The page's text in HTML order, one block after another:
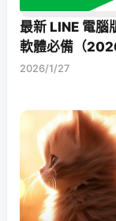
最新 LINE 電腦
軟體必備（
2026/1/27